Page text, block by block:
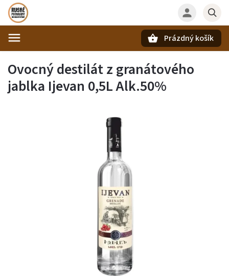
Prázdný košík
Ovocný destilát z granátového
jablka Ijevan 0,5L Alk.50%